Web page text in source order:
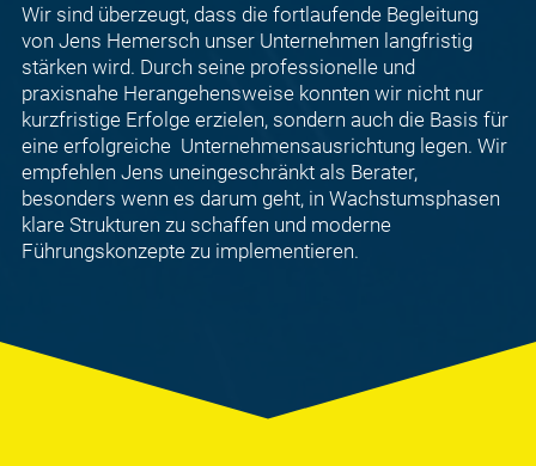
Wir sind überzeugt, dass die fortlaufende Begleitung
von Jens Hemersch unser Unternehmen langfristig
stärken wird. Durch seine professionelle und
praxisnahe Herangehensweise konnten wir nicht nur
kurzfristige Erfolge erzielen, sondern auch die Basis für
eine erfolgreiche Unternehmensausrichtunglegen. Wir
empfehlen Jens uneingeschränkt als Berater,
besonders wenn es darum geht, in Wachstumsphasen
klare Strukturen zu schaffen und moderne
Führungskonzepte zu implementieren.